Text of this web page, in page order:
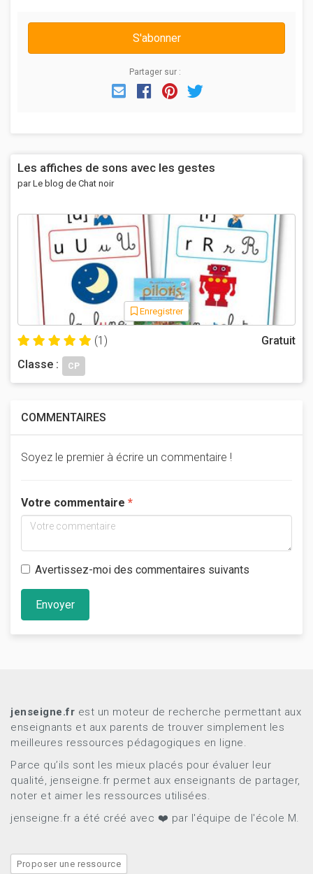
S'abonner
Partager sur :
EmailFacebook
Pinterest
Les affiches de sons avec les gestes
par Le blog de Chat noir
Enregistrer
(1)
Gratuit
Classe :
CP
COMMENTAIRES
Soyez le premier à écrire un commentaire !
Votre commentaire
Avertissez-moi des commentaires suivants
Envoyer
jenseigne.fr est un moteur de recherche permettant aux
enseignants et aux parents de trouver simplement les
meilleures ressources pédagogiques en ligne.
Parce qu’ils sont les mieux placés pour évaluer leur
qualité, jenseigne.fr permet aux enseignants de partager,
noter et aimer les ressources utilisées.
jenseigne.fr a été créé avec ❤️ par l'équipe de l'école M.
Proposer une ressource